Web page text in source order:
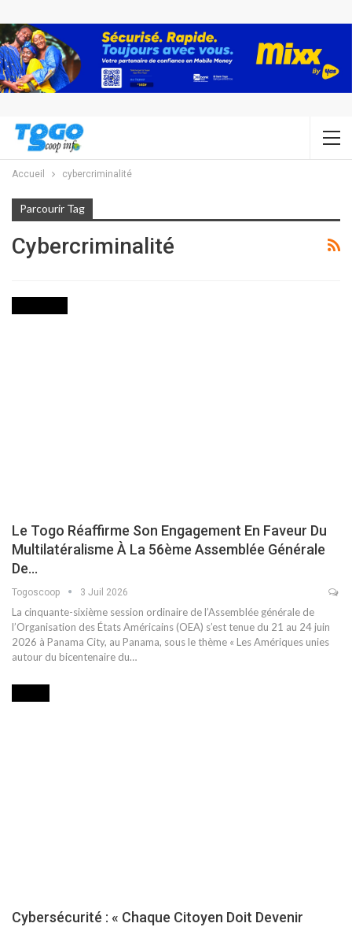
Accueil cybercriminalité
Parcourir Tag
Cybercriminalité
Le Togo Réaffirme Son Engagement En Faveur Du
Multilatéralisme À La 56ème Assemblée Générale
De…
Togoscoop 3 Juil 2026
La cinquante-sixième session ordinaire de l’Assemblée générale de
l’Organisation des États Américains (OEA) s’est tenue du 21 au 24 juin
2026 à Panama City, au Panama, sous le thème « Les Amériques unies
autour du bicentenaire du…
Cybersécurité : « Chaque Citoyen Doit Devenir